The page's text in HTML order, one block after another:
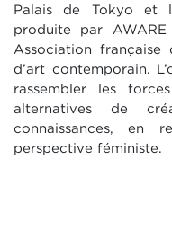
Palais de Tokyo et
produite par
Association française
d’art contemporain.
rassembler les
alternatives de
connaissances, en
perspective féministe.